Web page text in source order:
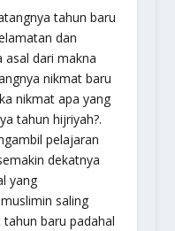
tahun baru
dan
asal dari makna
nikmat baru
nikmat apa yang
tahun hijriyah?.
pelajaran
dekatnya
yang
saling
baru padahal